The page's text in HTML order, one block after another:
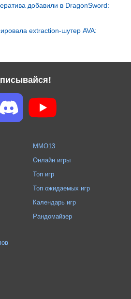
добавили в DragonSword:
extraction-шутер AVA:
MMO13
Онлайн игры
Топ игр
Топ ожидаемых игр
Календарь игр
Рандомайзер